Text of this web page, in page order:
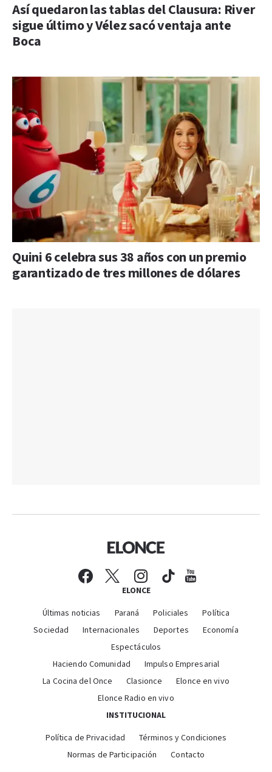
Así quedaron las tablas del Clausura: River
sigue último y Vélez sacó ventaja ante
Boca
Quini 6 celebra sus 38 años con un premio
garantizado de tres millones de dólares
ELONCE
Últimas noticias Paraná Policiales
Política
Sociedad
Internacionales Deportes
Economía
Espectáculos
Haciendo Comunidad
Impulso Empresarial
La Cocina del Once
Clasionce
Elonce en vivo
Elonce Radio en vivo
INSTITUCIONAL
Política de Privacidad
Términos y Condiciones
Normas de Participación
Contacto